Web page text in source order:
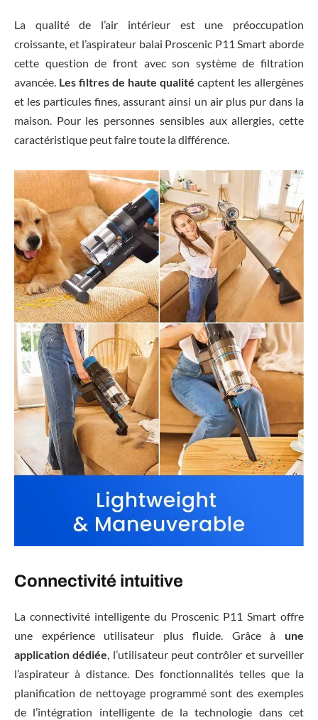
La qualité de l’air intérieur est une préoccupation
croissante, et l’aspirateur balai Proscenic P11 Smart aborde
cette question de front avec son système de filtration
avancée. Les filtres de haute qualité captent les allergènes
et les particules fines, assurant ainsi un air plus pur dans la
maison. Pour les personnes sensibles aux allergies, cette
caractéristique peut faire toute la différence.
Connectivité intuitive
La connectivité intelligente du Proscenic P11 Smart offre
une expérience utilisateur plus fluide. Grâce à une
application dédiée, l’utilisateur peut contrôler et surveiller
l’aspirateur à distance. Des fonctionnalités telles que la
planification de nettoyage programmé sont des exemples
de l’intégration intelligente de la technologie dans cet